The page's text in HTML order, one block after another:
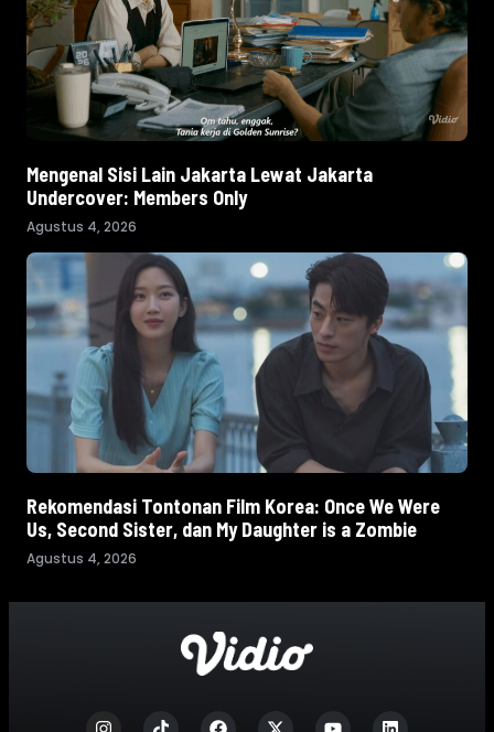
Mengenal Sisi Lain Jakarta Lewat Jakarta
Undercover: Members Only
Agustus 4, 2026
Rekomendasi Tontonan Film Korea: Once We Were
Us, Second Sister, dan My Daughter is a Zombie
Agustus 4, 2026